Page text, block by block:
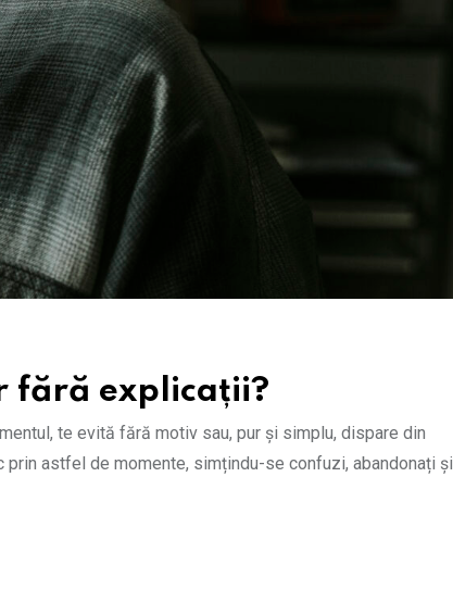
fără explicații?
te evită fără motiv sau, pur și simplu, dispare din
astfel de momente, simțindu-se confuzi, abandonați și